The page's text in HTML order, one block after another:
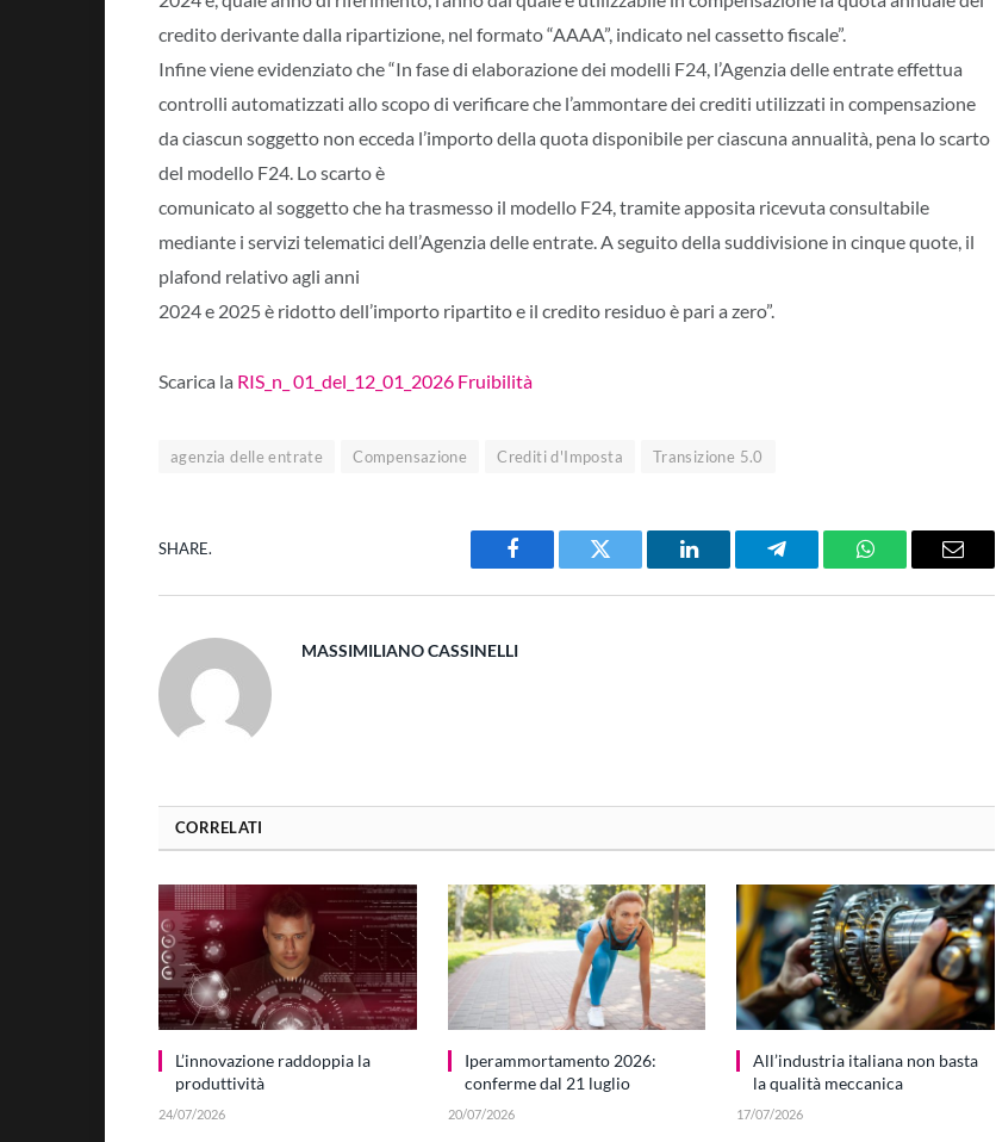
credito derivante dalla ripartizione, nel formato “AAAA”, indicato nel cassetto fiscale”.
Infine viene evidenziato che “In fase di elaborazione dei modelli F24, l’Agenzia delle entrate effettua
controlli automatizzati allo scopo di verificare che l’ammontare dei crediti utilizzati in compensazione
da ciascun soggetto non ecceda l’importo della quota disponibile per ciascuna annualità, pena lo scarto
del modello F24. Lo scarto è
comunicato al soggetto che ha trasmesso il modello F24, tramite apposita ricevuta consultabile
mediante i servizi telematici dell’Agenzia delle entrate. A seguito della suddivisione in cinque quote, il
plafond relativo agli anni
2024 e 2025 è ridotto dell’importo ripartito e il credito residuo è pari a zero”.
Scarica la RIS_n_ 01_del_12_01_2026 Fruibilità
agenzia delle entrate Compensazione Crediti d'Imposta Transizione 5.0
SHARE.
Facebook Twitter LinkedIn Telegram WhatsAppEmail
MASSIMILIANO CASSINELLI
CORRELATI
L’innovazione raddoppia la
produttività
24/07/2026
Iperammortamento 2026:
conferme dal 21 luglio
20/07/2026
All’industria italiana non basta
la qualità meccanica
17/07/2026